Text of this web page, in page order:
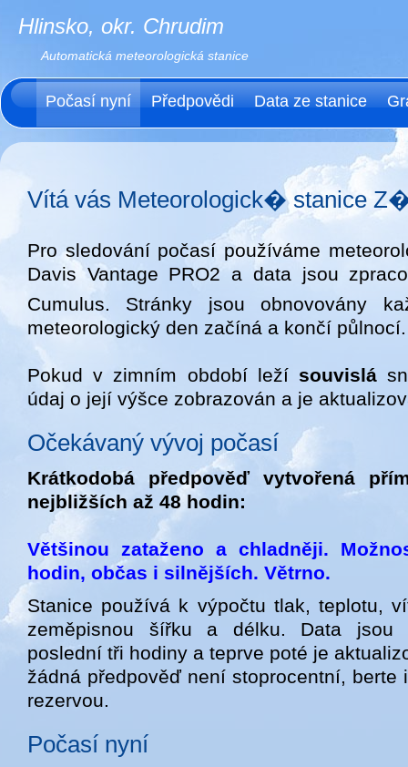
Hlinsko, okr. Chrudim
Automatická meteorologická stanice
Počasí nyní Předpovědi Data ze stanice
Vítá vás Meteorologick� stanice
Pro sledování počasí používáme
Davis Vantage PRO2 a data jsou
Cumulus. Stránky jsou obnovovány
meteorologický den začíná a končí půlnocí.
Pokud v zimním období leží souvislá
údaj o její výšce zobrazován a je
Očekávaný vývoj počasí
Krátkodobá předpověď vytvořená
nejbližších až 48 hodin:
Většinou zataženo a chladněji.
hodin, občas i silnějších. Větrno.
Stanice používá k výpočtu tlak, teplotu,
zeměpisnou šířku a délku. Data jsou
poslední tři hodiny a teprve poté je
žádná předpověď není stoprocentní, berte
rezervou.
Počasí nyní